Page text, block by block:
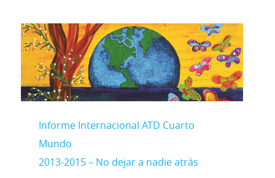
Informe Internacional ATD Cuarto
Mundo
2013-2015 – No dejar a nadie atrás